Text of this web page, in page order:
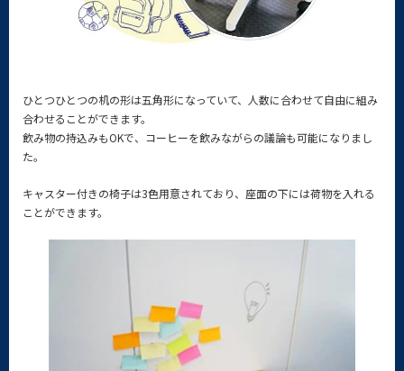
ひとつひとつの机の形は五角形になっていて、人数に合わせて自由に組み
合わせることができます。
飲み物の持込みもOKで、コーヒーを飲みながらの議論も可能になりまし
た。
キャスター付きの椅子は3色用意されており、座面の下には荷物を入れる
ことができます。